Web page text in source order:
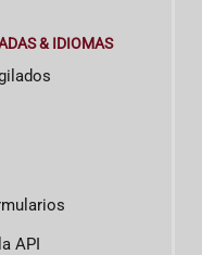
& IDIOMAS
API